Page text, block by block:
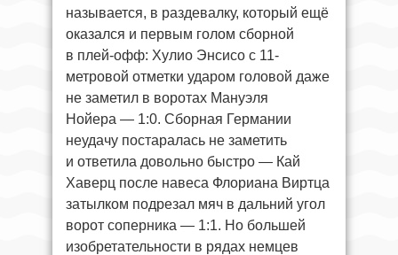
называется, в раздевалку, который ещё
оказался и первым голом сборной
в плей-офф: Хулио Энсисо с 11-
метровой отметки ударом головой даже
не заметил в воротах Мануэля
Нойера — 1:0. Сборная Германии
неудачу постаралась не заметить
и ответила довольно быстро — Кай
Хаверц после навеса Флориана Виртца
затылком подрезал мяч в дальний угол
ворот соперника — 1:1. Но большей
изобретательности в рядах немцев